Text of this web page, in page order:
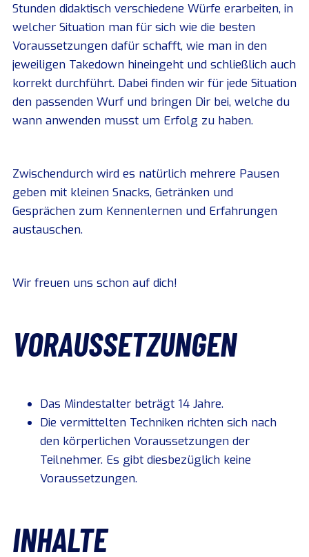
Stunden didaktisch verschiedene Würfe erarbeiten, in
welcher Situation man für sich wie die besten
Voraussetzungen dafür schafft, wie man in den
jeweiligen Takedown hineingeht und schließlich auch
korrekt durchführt. Dabei finden wir für jede Situation
den passenden Wurf und bringen Dir bei, welche du
wann anwenden musst um Erfolg zu haben.
Zwischendurch wird es natürlich mehrere Pausen
geben mit kleinen Snacks, Getränken und
Gesprächen zum Kennenlernen und Erfahrungen
austauschen.
Wir freuen uns schon auf dich!
VORAUSSETZUNGEN
Das Mindestalter beträgt 14 Jahre.
Die vermittelten Techniken richten sich nach
den körperlichen Voraussetzungen der
Teilnehmer. Es gibt diesbezüglich keine
Voraussetzungen.
INHALTE